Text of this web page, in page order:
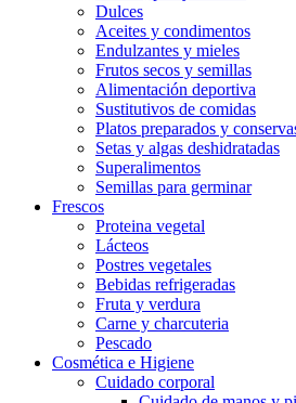
Dulces
Aceites y condimentos
Endulzantes y mieles
Frutos secos y semillas
Alimentación deportiva
Sustitutivos de comidas
Platos preparados y
Setas y algas deshidratadas
Superalimentos
Semillas para germinar
Frescos
Proteina vegetal
Lácteos
Postres vegetales
Bebidas refrigeradas
Fruta y verdura
Carne y charcuteria
Pescado
Cosmética e Higiene
Cuidado corporal